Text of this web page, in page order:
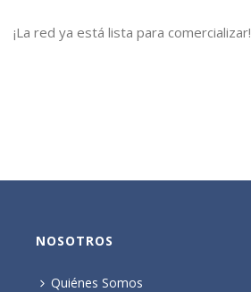
¡La red ya está lista para comercializar!
NOSOTROS
Quiénes Somos